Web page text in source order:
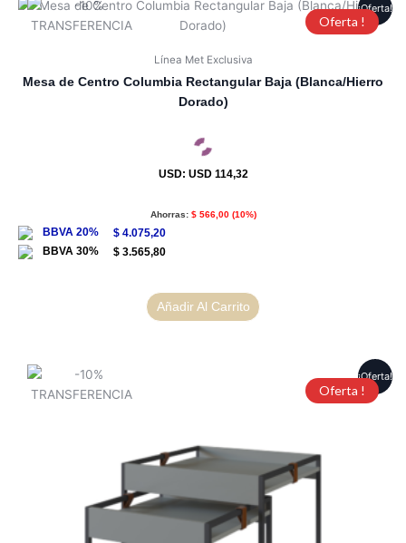
¡Oferta!
Oferta !
Línea Met Exclusiva
Mesa de Centro Columbia Rectangular Baja (Blanca/Hierro
Dorado)
USD: USD 114,32
Ahorras: $566,00 (10%)
$ 4.075,20
$ 3.565,80
Añadir Al Carrito
¡Oferta!
Oferta !